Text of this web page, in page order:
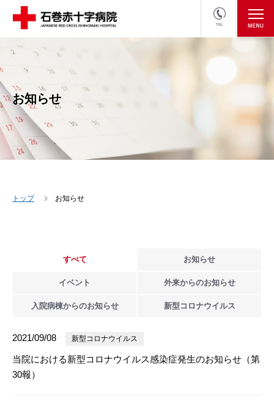
TEL
医療関係者の方
お知らせ
トップ お知らせ
すべて お知らせ
イベント 外来からのお知らせ
入院病棟からのお知らせ 新型 コロナウイルス
2021/09/08 新型コロナウイルス
当院における新型コロナウイルス感染症発生のお知らせ（第
30報）